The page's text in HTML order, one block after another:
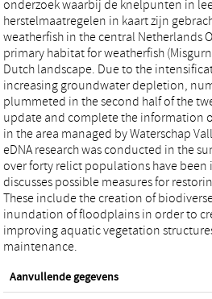
onderzoek waarbij de knelpunten in
herstelmaatregelen in kaart zijn
weatherfish in the central Netherlands
primary habitat for weatherfish
Dutch landscape. Due to the
increasing groundwater depletion,
plummeted in the second half of the
update and complete the information
in the area managed by Waterschap
eDNA research was conducted in the
over forty relict populations have been
discusses possible measures for
These include the creation of
inundation of floodplains in order to
improving aquatic vegetation
maintenance.
Aanvullende gegevens